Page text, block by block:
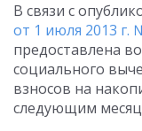
В связи с
от 1 июля 2013 г.
предоставлена
социального
взносов на
следующим